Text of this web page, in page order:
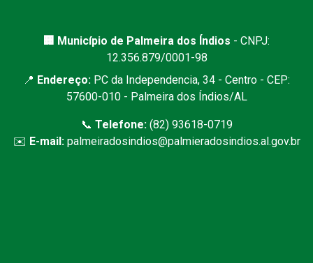
🏢 Município de Palmeira dos Índios - CNPJ:
12.356.879/0001-98
📍 Endereço: PC da Independencia, 34 - Centro - CEP:
57600-010 - Palmeira dos Índios/AL
📞 Telefone:(82) 93618-0719
✉️ E-mail: palmeiradosindios@palmieradosindios.al.gov.br